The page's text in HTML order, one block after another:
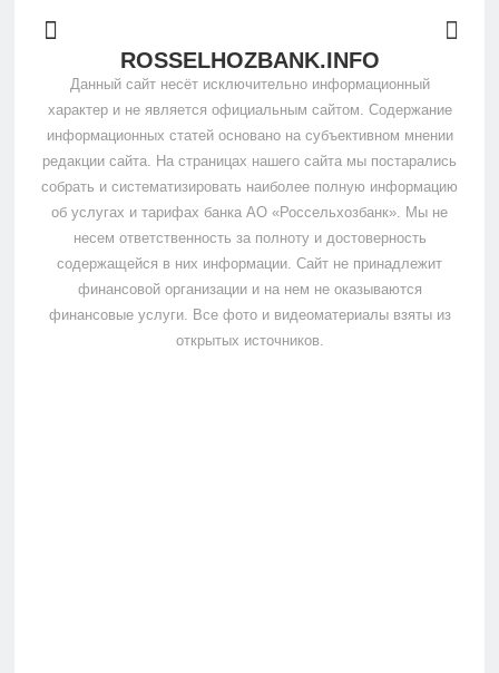
ROSSELHOZBANK.INFO
Данный сайт несёт исключительно информационный
характер и не является официальным сайтом. Содержание
информационных статей основано на субъективном мнении
редакции сайта. На страницах нашего сайта мы постарались
собрать и систематизировать наиболее полную информацию
об услугах и тарифах банка АО «Россельхозбанк». Мы не
несем ответственность за полноту и достоверность
содержащейся в них информации. Сайт не принадлежит
финансовой организации и на нем не оказываются
финансовые услуги. Все фото и видеоматериалы взяты из
открытых источников.